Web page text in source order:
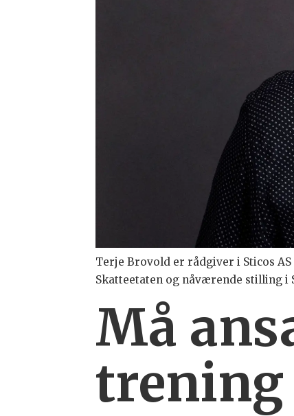
Terje Brovold er rådgiver i Sticos
Skatteetaten og nåværende stilling i
Må
trening